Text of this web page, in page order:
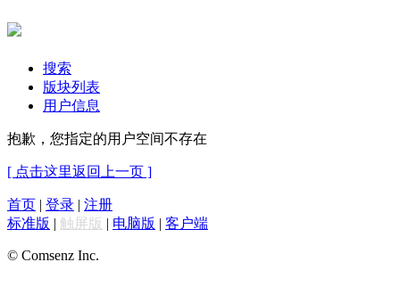
搜索
版块列表
用户信息
抱歉，您指定的用户空间不存在
[ 点击这里返回上一页 ]
首页 | 登录 | 注册
标准版 | 触屏版 | 电脑版 | 客户端
© Comsenz Inc.